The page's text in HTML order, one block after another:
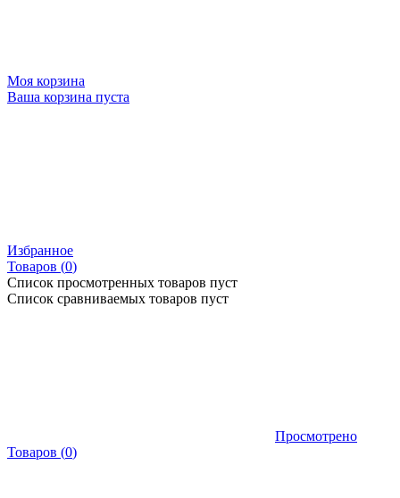
Моя корзина
Ваша корзина пуста
Избранное
Товаров (0)
Список просмотренных товаров пуст
Список сравниваемых товаров пуст
Просмотрено
Товаров (0)